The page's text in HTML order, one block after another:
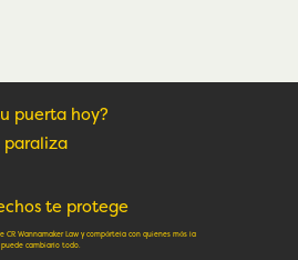
puerta hoy?
CR Wannamaker Law y compártela con quienes más la
cambiarlo todo.
paraliza
te protege